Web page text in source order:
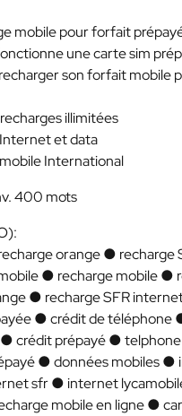
mobile pour forfait
une carte sim
son forfait mobile
illimitées
et data
International
400 mots
orange ● recharge
● recharge mobile ●
● recharge SFR
● crédit de téléphone
crédit prépayé ●
● données mobiles ●
sfr ● internet
mobile en ligne ●